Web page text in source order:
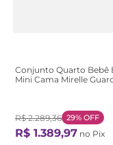
Conjunto Quarto Bebê
Mini Cama Mirelle
R$ 2.289,36 29% OFF
R$ 1.389,97 no Pix